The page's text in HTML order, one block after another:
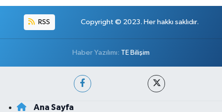
RSS Copyright © 2023. Her hakkı saklıdır.
Haber Yazılımı: TE Bilişim
Ana Sayfa